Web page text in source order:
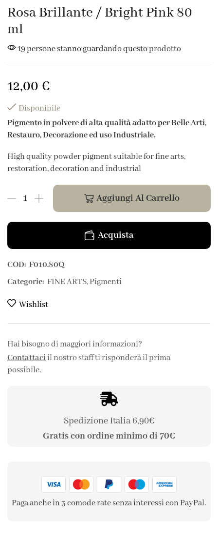
Rosa Brillante / Bright Pink 80
ml
19 persone stanno guardando questo prodotto
12,00 €
Disponibile
Pigmento in polvere di alta qualità adatto per Belle Arti,
Restauro, Decorazione ed uso Industriale.
High quality powder pigment suitable for fine arts,
restoration, decoration and industrial
Aggiungi Al Carrello
Acquista
COD: F010.80Q
Categorie: FINE ARTS,Pigmenti
Wishlist
Hai bisogno di maggiori informazioni?
Contattaciil nostro staff ti risponderà il prima
possibile.
Spedizione Italia 6,90€
Gratis con ordine minimo di 70€
Paga anche in 3 comode rate senza interessi con PayPal.